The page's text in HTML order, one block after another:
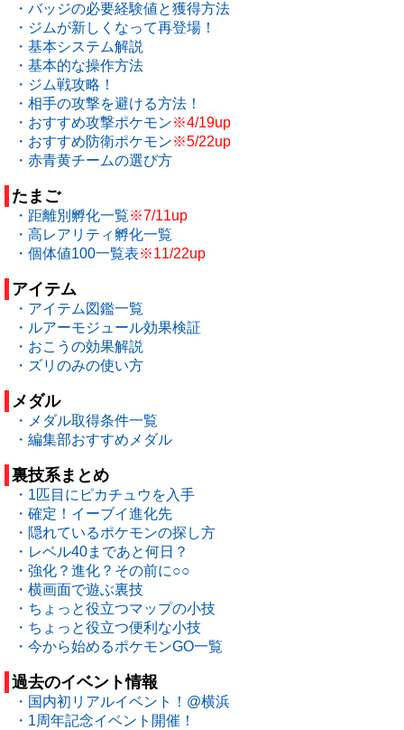
・バッジの必要経験値と獲得方法
・ジムが新しくなって再登場！
・基本システム解説
・基本的な操作方法
・ジム戦攻略！
・相手の攻撃を避ける方法！
・おすすめ攻撃ポケモン※4/19up
・おすすめ防衛ポケモン※5/22up
・赤青黄チームの選び方
たまご
・距離別孵化一覧※7/11up
・高レアリティ孵化一覧
・個体値100一覧表※11/22up
アイテム
・アイテム図鑑一覧
・ルアーモジュール効果検証
・おこうの効果解説
・ズリのみの使い方
メダル
・メダル取得条件一覧
・編集部おすすめメダル
裏技系まとめ
・1匹目にピカチュウを入手
・確定！イーブイ進化先
・隠れているポケモンの探し方
・レベル40まであと何日？
・強化？進化？その前に○○
・横画面で遊ぶ裏技
・ちょっと役立つマップの小技
・ちょっと役立つ便利な小技
・今から始めるポケモンGO一覧
過去のイベント情報
・国内初リアルイベント！@横浜
・1周年記念イベント開催！